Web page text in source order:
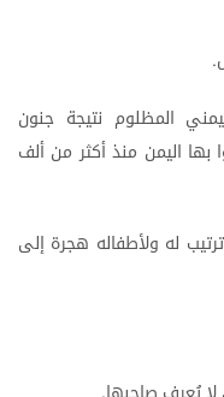
.
المظلوم نتيجة جنون
بها اليمن منذ أكثر من ألف
ترتيب له ولأطفاله هجرة إلى
.